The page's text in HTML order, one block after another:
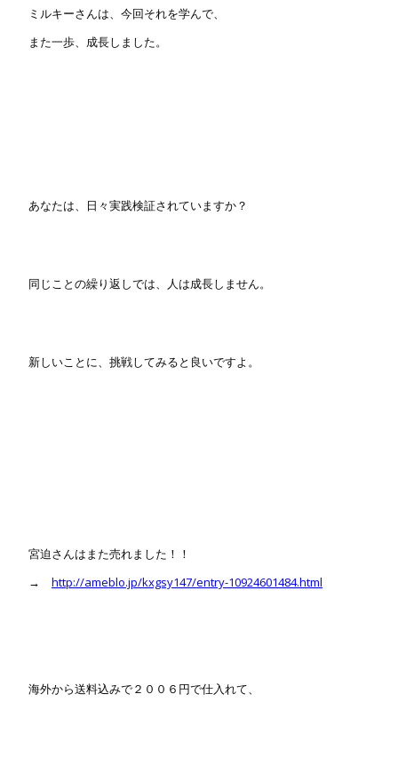
ミルキーさんは、今回それを学んで、
また一歩、成長しました。
あなたは、日々実践検証されていますか？
同じことの繰り返しでは、人は成長しません。
新しいことに、挑戦してみると良いですよ。
宮迫さんはまた売れました！！
→ http://ameblo.jp/kxgsy147/entry-10924601484.html
海外から送料込みで２００６円で仕入れて、